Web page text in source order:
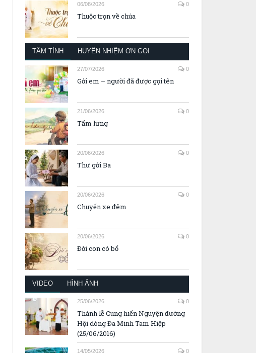
06/08/2026 0
Thuộc trọn về chúa
TÂM TÌNH HUYỀN NHIỆM ƠN GỌI
27/07/2026 0
Gởi em – người đã được gọi tên
21/06/2026 0
Tấm lưng
20/06/2026 0
Thư gởi Ba
20/06/2026 0
Chuyến xe đêm
20/06/2026 0
Đời con có bố
VIDEO HÌNH ẢNH
25/06/2026 0
Thánh lễ Cung hiến Nguyện đường
Hội dòng Đa Minh Tam Hiệp
(25/06/2016)
14/05/2026 0